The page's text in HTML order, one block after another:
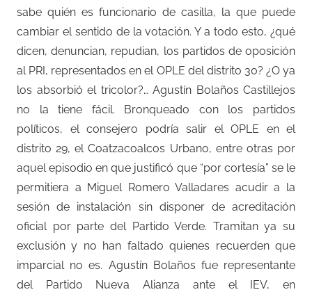
sabe quién es funcionario de casilla, la que puede
cambiar el sentido de la votación. Y a todo esto, ¿qué
dicen, denuncian, repudian, los partidos de oposición
al PRI, representados en el OPLE del distrito 30? ¿O ya
los absorbió el tricolor?… Agustín Bolaños Castillejos
no la tiene fácil. Bronqueado con los partidos
políticos, el consejero podría salir el OPLE en el
distrito 29, el Coatzacoalcos Urbano, entre otras por
aquel episodio en que justificó que “por cortesía” se le
permitiera a Miguel Romero Valladares acudir a la
sesión de instalación sin disponer de acreditación
oficial por parte del Partido Verde. Tramitan ya su
exclusión y no han faltado quienes recuerden que
imparcial no es. Agustín Bolaños fue representante
del Partido Nueva Alianza ante el IEV, en